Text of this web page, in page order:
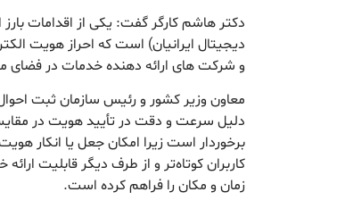
دکتر هاشم کارگر گفت: یکی از اقدامات
دیجیتال ایرانیان) است که احراز هویت
و شرکت های ارائه دهنده خدمات در فضای
معاون وزیر کشور و رئیس سازمان ثبت
دلیل سرعت و دقت در تأیید هویت در
برخوردار است زیرا امکان جعل یا انکار
کاربران کوتاه‌تر و از طرف دیگر قابلیت
زمان و مکان را فراهم کرده است.